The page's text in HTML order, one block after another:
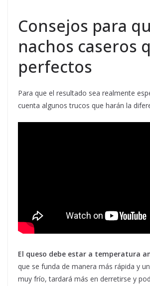
Consejos para
nachos caseros
perfectos
Para que el resultado sea realmente
cuenta algunos trucos que harán la
El queso debe estar a temperatura
que se funda de manera más rápida y
muy frío, tardará más en derretirse y